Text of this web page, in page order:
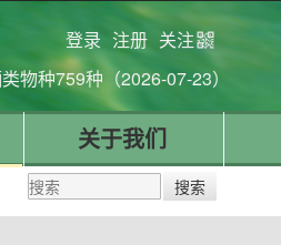
登录 注册 关注
物种759种（2026-07-23）
关于我们